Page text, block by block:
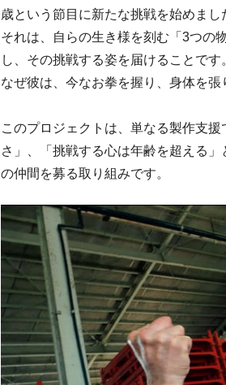
歳という節目に新たな挑戦を始めまし
それは、自らの生き様を刻む「3つの
し、その挑戦する姿を届けることです
なぜ彼は、今なお拳を握り、身体を張
このプロジェクトは、単なる製作支
さ」、「挑戦する心は年齢を超える
の仲間を募る取り組みです。